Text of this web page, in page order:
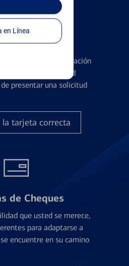
Continúe para entrar en la Banca en Línea
de Crédito
de la administración
crédito y la identidad
presentar una solicitud
la tarjeta correcta
de Cheques
que usted se merece,
para adaptarse a
encuentre en su camino